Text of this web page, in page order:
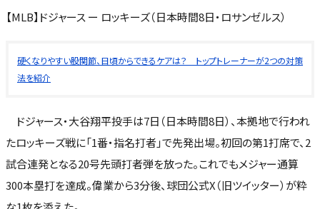
【MLB】ドジャース ー ロッキーズ（日本時間8日・ロサンゼルス）
硬くなりやすい股関節、日頃からできるケアは？ トップトレーナーが2つの対策
法を紹介
ドジャース・大谷翔平投手は7日（日本時間8日）、本拠地で行われ
たロッキーズ戦に「1番・指名打者」で先発出場。初回の第1打席で、2
試合連発となる20号先頭打者弾を放った。これでもメジャー通算
300本塁打を達成。偉業から3分後、球団公式X（旧ツイッター）が粋